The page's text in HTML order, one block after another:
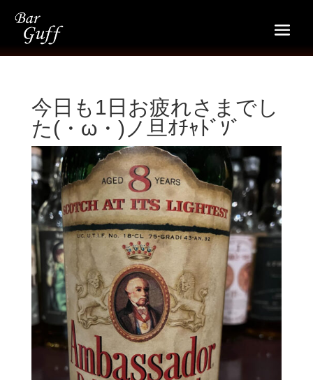
今日も1日お疲れさまでし
た(・ω・)ノ旦ｵﾁｬﾄﾞｿﾞ